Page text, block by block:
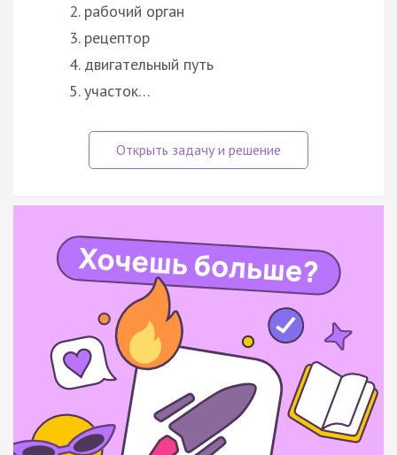
рабочий орган
рецептор
двигательный путь
участок…